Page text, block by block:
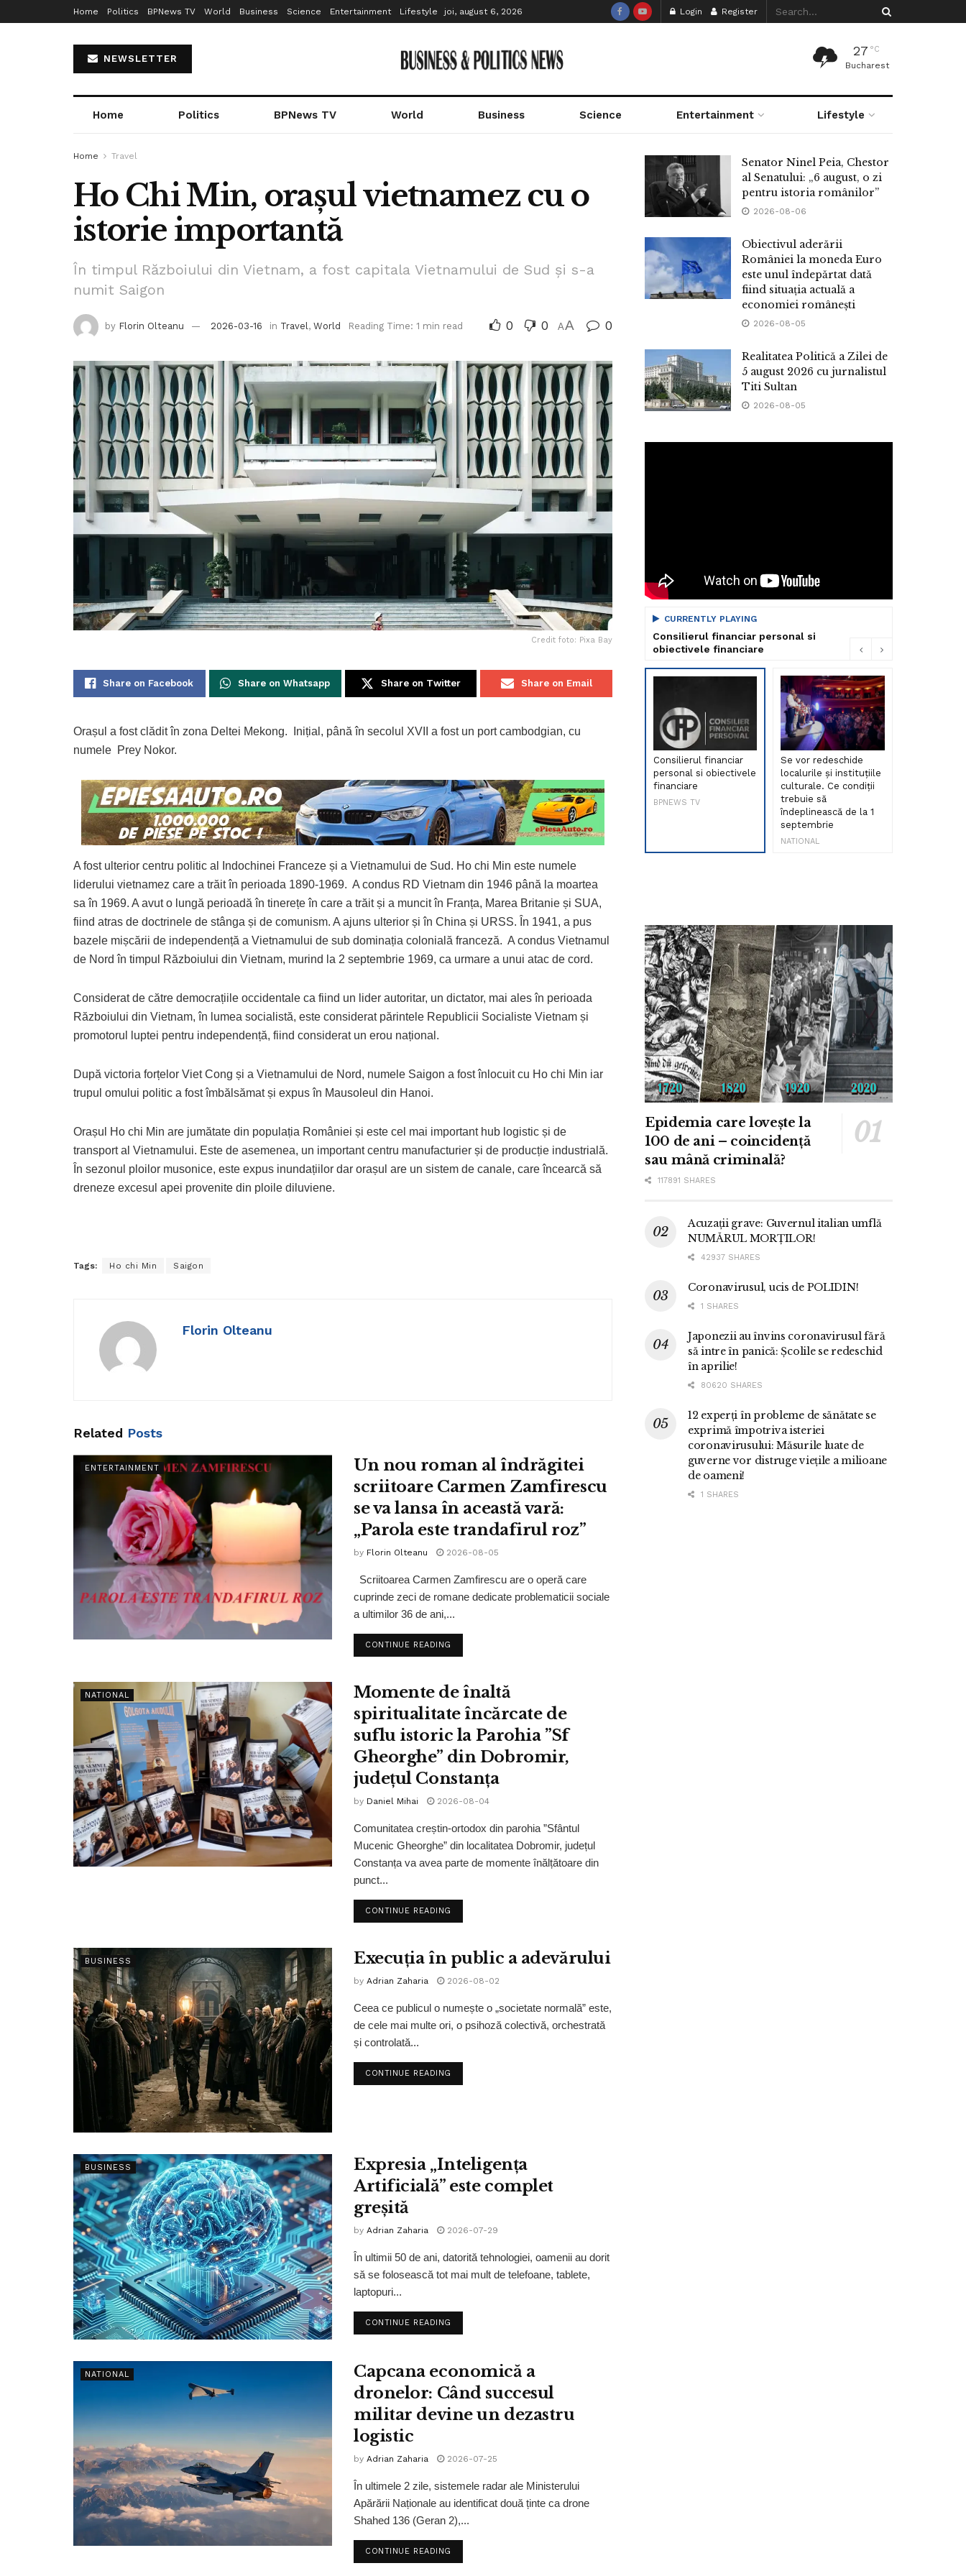
Home Politics BPNews TV World Business Science Entertainment Lifestyle joi, august 6, 2026 Login Register
NEWSLETTER
27 °C
Bucharest
Home Politics BPNews TV World Business Science Entertainment Lifestyle
Home Travel
Ho Chi Min, orașul vietnamez cu o
istorie importantă
În timpul Războiului din Vietnam, a fost capitala Vietnamului de Sud și s-a
numit Saigon
by Florin Olteanu 2026-03-16 in Travel , World Reading Time: 1 min read 0 0 AA 0
Credit foto: Pixa Bay
Share on Facebook Share on Whatsapp Share on Twitter Share on Email
Orașul a fost clădit în zona Deltei Mekong. Inițial, până în secolul XVII a fost un port cambodgian, cu
numele Prey Nokor.
A fost ulterior centru politic al Indochinei Franceze și a Vietnamului de Sud. Ho chi Min este numele
liderului vietnamez care a trăit în perioada 1890-1969. A condus RD Vietnam din 1946 până la moartea
sa în 1969. A avut o lungă perioadă în tinerețe în care a trăit și a muncit în Franța, Marea Britanie și SUA,
fiind atras de doctrinele de stânga și de comunism. A ajuns ulterior și în China și URSS. În 1941, a pus
bazele mișcării de independență a Vietnamului de sub dominația colonială franceză. A condus Vietnamul
de Nord în timpul Războiului din Vietnam, murind la 2 septembrie 1969, ca urmare a unui atac de cord.
Considerat de către democrațiile occidentale ca fiind un lider autoritar, un dictator, mai ales în perioada
Războiului din Vietnam, în lumea socialistă, este considerat părintele Republicii Socialiste Vietnam și
promotorul luptei pentru independență, fiind considerat un erou național.
După victoria forțelor Viet Cong și a Vietnamului de Nord, numele Saigon a fost înlocuit cu Ho chi Min iar
trupul omului politic a fost îmbălsămat și expus în Mausoleul din Hanoi.
Orașul Ho chi Min are jumătate din populația României și este cel mai important hub logistic și de
transport al Vietnamului. Este de asemenea, un important centru manufacturier și de producție industrială.
În sezonul ploilor musonice, este expus inundațiilor dar orașul are un sistem de canale, care încearcă să
dreneze excesul apei provenite din ploile diluviene.
Tags: Ho chi Min Saigon
Florin Olteanu
Related Posts
ENTERTAINMENT
Un nou roman al îndrăgitei
scriitoare Carmen Zamfirescu
se va lansa în această vară:
„Parola este trandafirul roz”
by Florin Olteanu 2026-08-05
Scriitoarea Carmen Zamfirescu are o operă care
cuprinde zeci de romane dedicate problematicii sociale
a ultimilor 36 de ani,...
CONTINUE READING
NATIONAL
Momente de înaltă
spiritualitate încărcate de
suflu istoric la Parohia ”Sf
Gheorghe” din Dobromir,
județul Constanța
by Daniel Mihai 2026-08-04
Comunitatea creștin-ortodox din parohia ”Sfântul
Mucenic Gheorghe” din localitatea Dobromir, județul
Constanța va avea parte de momente înălțătoare din
punct...
CONTINUE READING
BUSINESS Execuția în public a adevărului
by Adrian Zaharia 2026-08-02
Ceea ce publicul o numește o „societate normală” este,
de cele mai multe ori, o psihoză colectivă, orchestrată
și controlată...
CONTINUE READING
BUSINESS
Expresia „Inteligența
Artificială” este complet
greșită
by Adrian Zaharia 2026-07-29
În ultimii 50 de ani, datorită tehnologiei, oamenii au dorit
să se folosească tot mai mult de telefoane, tablete,
laptopuri...
CONTINUE READING
NATIONAL
Capcana economică a
dronelor: Când succesul
militar devine un dezastru
logistic
by Adrian Zaharia 2026-07-25
În ultimele 2 zile, sistemele radar ale Ministerului
Apărării Naționale au identificat două ținte ca drone
Shahed 136 (Geran 2),...
CONTINUE READING
Senator Ninel Peia, Chestor
al Senatului: „6 august, o zi
pentru istoria românilor”
2026-08-06
Obiectivul aderării
României la moneda Euro
este unul îndepărtat dată
fiind situația actuală a
economiei românești
2026-08-05
Realitatea Politică a Zilei de
5 august 2026 cu jurnalistul
Titi Sultan
2026-08-05
CURRENTLY PLAYING
Consilierul financiar personal si
obiectivele financiare
Consilierul financiar
personal si obiectivele
financiare
BPNEWS TV
Se vor redeschide
localurile și instituțiile
culturale. Ce condiții
trebuie să
îndeplinească de la 1
septembrie
NATIONAL
Epidemia care lovește la
100 de ani – coincidență
sau mână criminală?
117891 SHARES
Acuzații grave: Guvernul italian umflă
NUMĂRUL MORȚILOR!
42937 SHARES
Coronavirusul, ucis de POLIDIN!
1 SHARES
Japonezii au învins coronavirusul fără
să intre în panică: Școlile se redeschid
în aprilie!
80620 SHARES
12 experți în probleme de sănătate se
exprimă împotriva isteriei
coronavirusului: Măsurile luate de
guverne vor distruge viețile a milioane
de oameni!
1 SHARES